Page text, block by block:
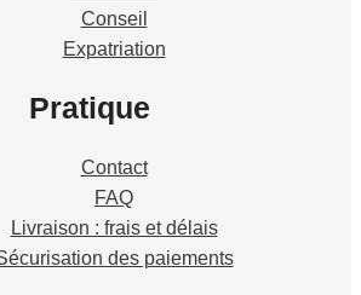
Conseil
Expatriation
Pratique
Contact
FAQ
Livraison : frais et délais
des paiements